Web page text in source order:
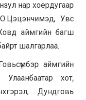
нар хоёрдугаар
Увс
аймгийн багш
шалгарлаа.
аймгийн
хот,
Дундговь